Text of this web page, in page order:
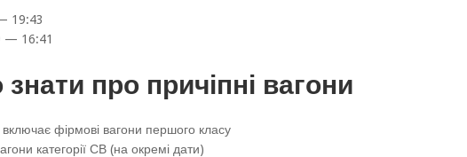
19:43
— 16:41
про причіпні вагони
фірмові вагони першого класу
категорії СВ (на окремі дати)